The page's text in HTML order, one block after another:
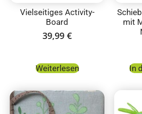
Vielseitiges Activity-
Board
39,99 €
Weiterlesen
mit
In